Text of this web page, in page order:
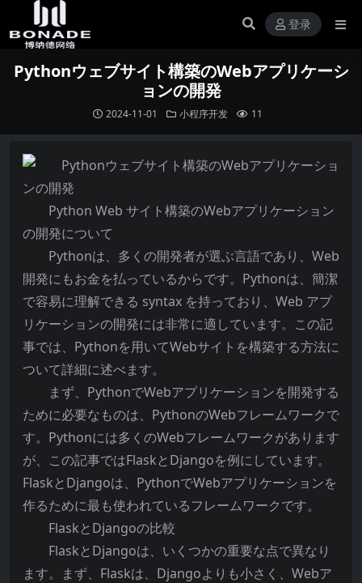
登录
Pythonウェブサイト構築のWebアプリケーシ
ョンの開発
2024-11-01 小程序开发 11
Python Web サイト構築のWebアプリケーション
の開発について
Pythonは、多くの開発者が選ぶ言語であり、Web
開発にもお金を払っているからです。Pythonは、簡潔
で容易に理解できる syntax を持っており、Web アプ
リケーションの開発には非常に適しています。この記
事では、Pythonを用いてWebサイトを構築する方法に
ついて詳細に述べます。
まず、PythonでWebアプリケーションを開発する
ために必要なものは、PythonのWebフレームワークで
す。Pythonには多くのWebフレームワークがあります
が、この記事ではFlaskとDjangoを例にしています。
FlaskとDjangoは、PythonでWebアプリケーションを
作るために最も使われているフレームワークです。
FlaskとDjangoの比較
FlaskとDjangoは、いくつかの重要な点で異なり
ます。まず、Flaskは、Djangoよりも小さく、Webア